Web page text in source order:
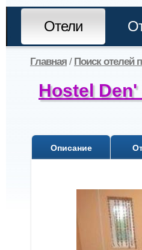
Отели
Главная / Поиск отелей
Hostel
Описание